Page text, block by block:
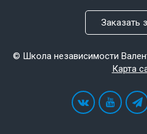
Заказать
© Школа независимости
Карта